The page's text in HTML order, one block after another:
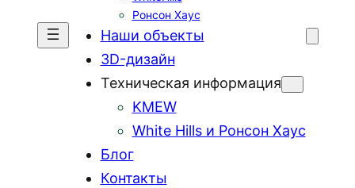
Ронсон Хаус
Наши объекты
3D-дизайн
Техническая информация
KMEW
White Hills и Ронсон Хаус
Блог
Контакты